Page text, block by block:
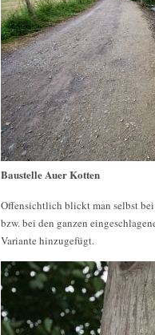
Baustelle Auer Kotten
Offensichtlich blickt man selbst
bzw. bei den ganzen
Variante hinzugefügt.